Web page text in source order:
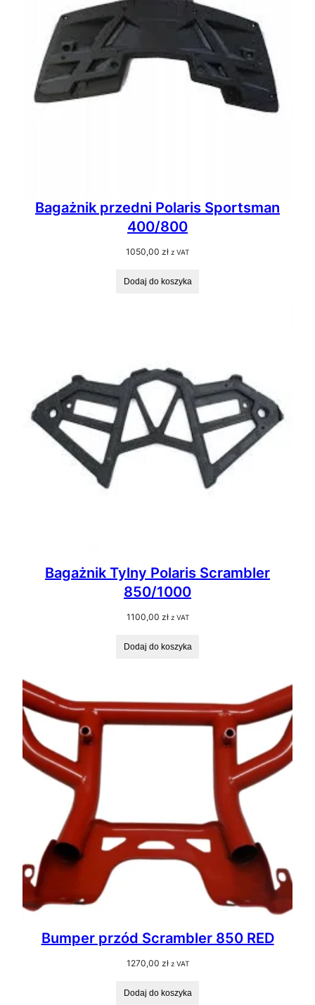
Bagażnik przedni Polaris Sportsman
400/800
1050,00 zł z VAT
Dodaj do koszyka
Bagażnik Tylny Polaris Scrambler
850/1000
1100,00 zł z VAT
Dodaj do koszyka
Bumper przód Scrambler 850 RED
1270,00 zł z VAT
Dodaj do koszyka